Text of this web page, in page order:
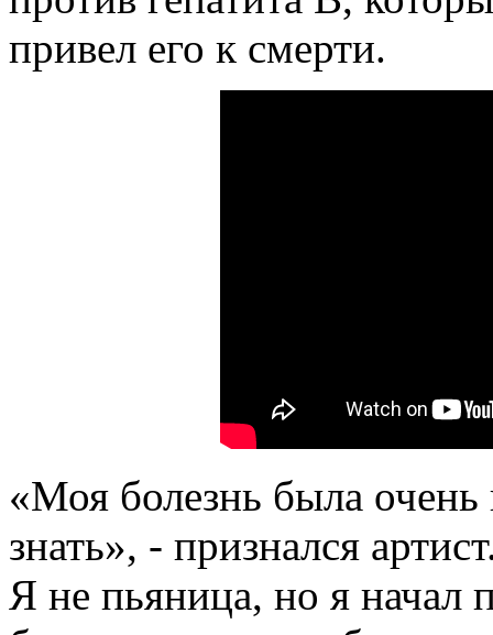
привел его к смерти.
«Моя болезнь была очень
знать», - признался
Я не пьяница, но я начал